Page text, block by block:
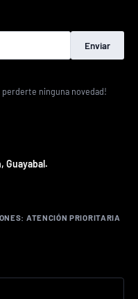
Enviar
ninguna novedad!
Guayabal.
ATENCIÓN PRIORITARIA